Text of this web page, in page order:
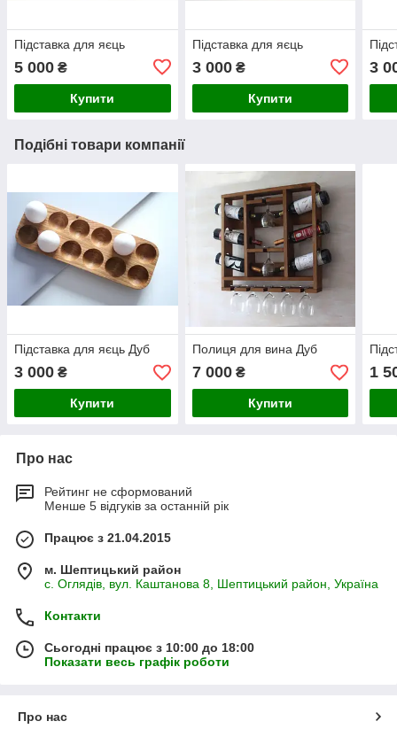
Підставка для яєць
5 000 ₴
Купити
Підставка для яєць
3 000₴
Купити
3
Подібні товари компанії
Підставка для яєць Дуб
3 000 ₴
Купити
Полиця для вина Дуб
7 000₴
Купити
1
Про нас
Рейтинг не сформований
Менше 5 відгуків за останній рік
Працює з 21.04.2015
м. Шептицький район
с. Оглядів, вул. Каштанова 8, Шептицький район, Україна
Контакти
Сьогодні працює з 10:00 до 18:00
Показати весь графік роботи
Про нас